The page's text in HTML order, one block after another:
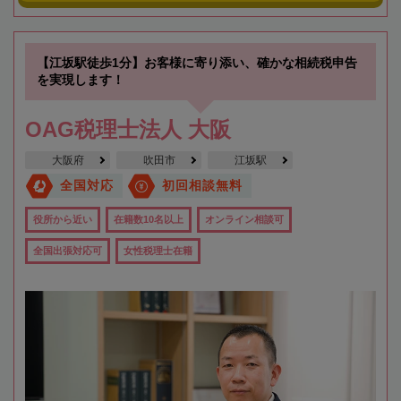
【江坂駅徒歩1分】お客様に寄り添い、確かな相続税申告
を実現します！
OAG税理士法人 大阪
大阪府 吹田市 江坂駅
全国対応 初回相談無料
役所から近い 在籍数10名以上 オンライン相談可
全国出張対応可 女性税理士在籍